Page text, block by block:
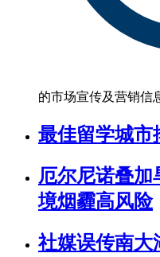
的市场宣传及营销信
最佳留学城市
厄尔尼诺叠加
境烟霾高风险
社媒误传南大